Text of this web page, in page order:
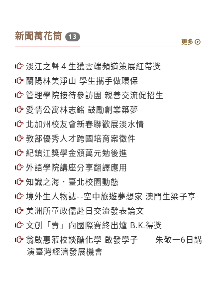
新聞萬花筒 13
更多
淡江之聲４生獲雲端頻道策展紅帶獎
蘭陽林美淨山 學生攜手做環保
管理學院接待參訪團 親善交流促招生
愛情公寓林志銘 鼓勵創業築夢
北加州校友會新春聯歡展淡水情
教部優秀人才跨國培育案徵件
紀鎮江獎學金頒萬元勉後進
外語學院講座分享翻譯應用
知識之海．臺北校園動態
境外生人物誌--空中旅遊夢想家 澳門生梁子亨
美洲所童政儒赴日交流發表論文
文創「賣」向國際賽終出爐 B.K.得獎
翁啟惠蒞校談醣化學 啟發學子 朱敬一6日講
演臺灣經濟發展機會